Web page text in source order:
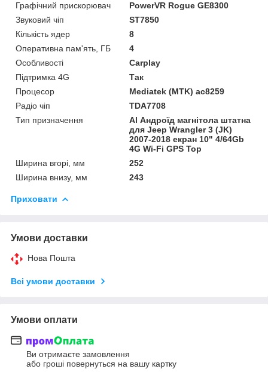
Графічний прискорювач
PowerVR Rogue GE8300
Звуковий чіп
ST7850
Кількість ядер
8
Оперативна пам'ять, ГБ
4
Особливості
Carplay
Підтримка 4G
Так
Процесор
Mediatek (MTK) ac8259
Радіо чіп
TDA7708
Тип призначення
Al Андроїд магнітола штатна
для Jeep Wrangler 3 (JK)
2007-2018 екран 10" 4/64Gb
4G Wi-Fi GPS Top
Ширина вгорі, мм
252
Ширина внизу, мм
243
Приховати
Умови доставки
Нова Пошта
Всі умови доставки
Умови оплати
Ви отримаєте замовлення
або гроші повернуться на вашу картку